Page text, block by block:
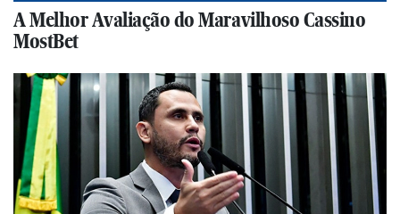
A Melhor Avaliação do Maravilhoso Cassino
MostBet